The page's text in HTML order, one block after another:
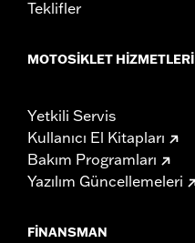
Teklifler
MOTOSIKLET HIZMETLERI
Yetkili Servis
Kullanıcı El Kitapları
Bakım Programları
Yazılım Güncellemeleri
FINANSMAN